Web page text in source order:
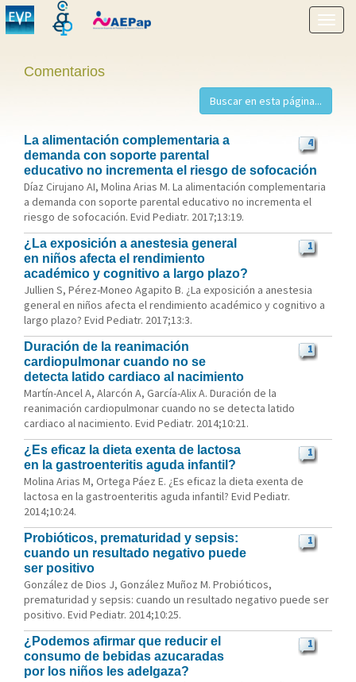
menú
Comentarios
4
La alimentación complementaria a
demanda con soporte parental
educativo no incrementa el riesgo de sofocación
Díaz Cirujano AI, Molina Arias M. La alimentación complementaria
a demanda con soporte parental educativo no incrementa el
riesgo de sofocación. Evid Pediatr. 2017;13:19.
1
¿La exposición a anestesia general
en niños afecta el rendimiento
académico y cognitivo a largo plazo?
Jullien S, Pérez-Moneo Agapito B. ¿La exposición a anestesia
general en niños afecta el rendimiento académico y cognitivo a
largo plazo? Evid Pediatr. 2017;13:3.
1
Duración de la reanimación
cardiopulmonar cuando no se
detecta latido cardiaco al nacimiento
Martín-Ancel A, Alarcón A, García-Alix A. Duración de la
reanimación cardiopulmonar cuando no se detecta latido
cardiaco al nacimiento. Evid Pediatr. 2014;10:21.
1
¿Es eficaz la dieta exenta de lactosa
en la gastroenteritis aguda infantil?
Molina Arias M, Ortega Páez E. ¿Es eficaz la dieta exenta de
lactosa en la gastroenteritis aguda infantil? Evid Pediatr.
2014;10:24.
1
Probióticos, prematuridad y sepsis:
cuando un resultado negativo puede
ser positivo
González de Dios J, González Muñoz M. Probióticos,
prematuridad y sepsis: cuando un resultado negativo puede ser
positivo. Evid Pediatr. 2014;10:25.
1
¿Podemos afirmar que reducir el
consumo de bebidas azucaradas
por los niños les adelgaza?